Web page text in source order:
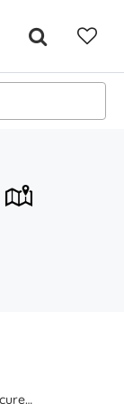
Piata birourilor din Bucuresti la inceput de 2025